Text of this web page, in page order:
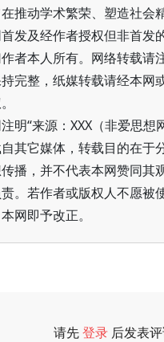
推动学术繁荣、塑造社会精
发及经作者授权但非首发
者本人所有。网络转载请
完整，纸媒转载请经本网
明“来源：XXX（非爱思想
其它媒体，转载目的在于
播，并不代表本网赞同其
。若作者或版权人不愿被
网即予改正。
请先登录 后发表